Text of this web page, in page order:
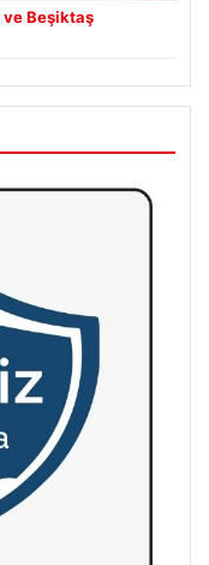
ve Beşiktaş